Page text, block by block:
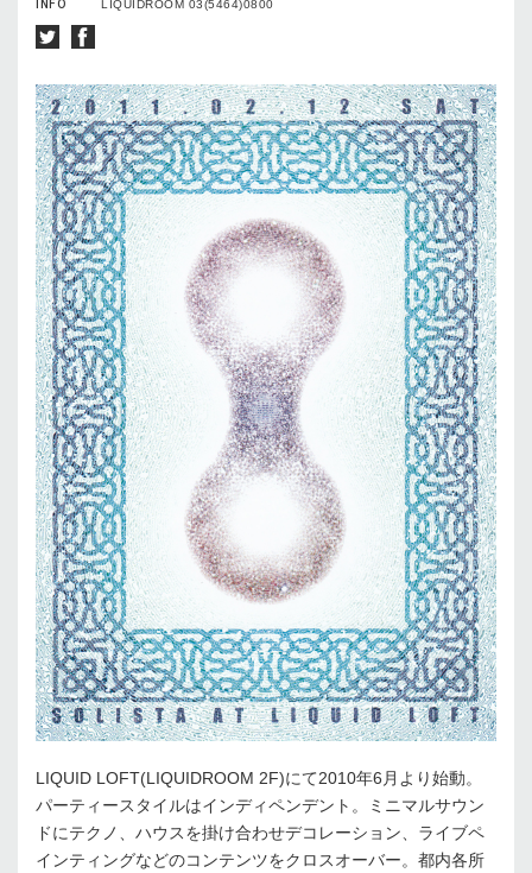
INFO
LIQUIDROOM 03(5464)0800
LIQUID LOFT(LIQUIDROOM 2F)にて2010年6月より始動。
パーティースタイルはインディペンデント。ミニマルサウン
ドにテクノ、ハウスを掛け合わせデコレーション、ライブペ
インティングなどのコンテンツをクロスオーバー。都内各所